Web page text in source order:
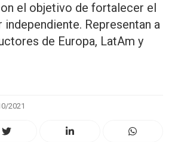
el objetivo de fortalecer el
Representan a
de Europa, LatAm y
2021